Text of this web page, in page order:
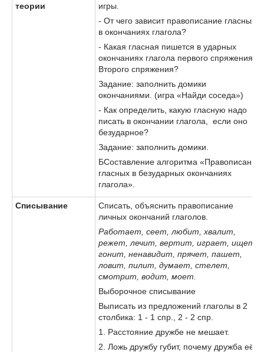
теории
игры.
- От чего зависит правописание гласных
в окончаниях глагола?
- Какая гласная пишется в ударных
окончаниях глагола первого спряжения?
Второго спряжения?
Задание: заполнить домики
окончаниями. (игра «Найди соседа»)
- Как определить, какую гласную надо
писать в окончании глагола, если оно
безударное?
Задание: заполнить домики.
БСоставление алгоритма «Правописание
гласных в безударных окончаниях
глагола».
Списывание
Списать, объяснить правописание
личных окончаний глаголов.
Работает, сеет, любит, хвалит,
режет, лечит, вертит, играет, ищет,
гонит, ненавидит, прячет, пашет,
ловит, пилит, думает, стелет,
смотрит, водит, моет.
Выборочное списывание
Выписать из предложений глаголы в 2
столбика: 1 - 1 спр., 2 - 2 спр.
1. Расстояние дружбе не мешает.
2. Ложь дружбу губит, почему дружба её и